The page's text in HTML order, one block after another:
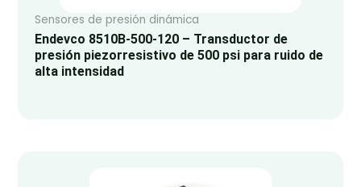
Sensores de presión dinámica
Endevco 8510B-500-120 – Transductor de
presión piezorresistivo de 500 psi para ruido de
alta intensidad